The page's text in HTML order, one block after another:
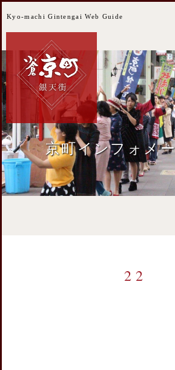
Kyo-machi Gintengai Web Guide
京町インフォメ
22